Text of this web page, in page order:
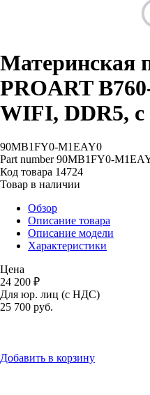
Материнская
PROART
WIFI, DDR5, с
90MB1FY0-M1EAY0
Part number 90MB1FY0-
Код товара 14724
Товар в наличии
Обзор
Описание товара
Описание модели
Характеристики
Цена
24 200 ₽
Для юр. лиц (с НДС)
25 700 руб.
Добавить в корзину